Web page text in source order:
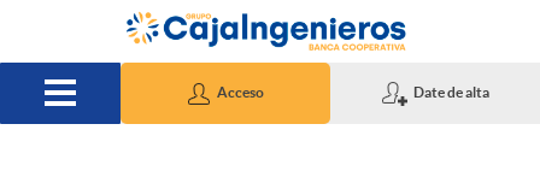
Saltar al contenido principal
Acceso Date de alta